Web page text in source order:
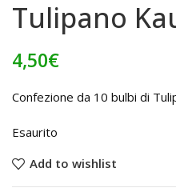
Tulipano
4,50€
Confezione da 10 bulbi di
Esaurito
Add to wishlist